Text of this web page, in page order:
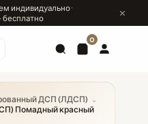
индивидуально ·
0
ДСП (ЛДСП) ⌄
Помадный красный